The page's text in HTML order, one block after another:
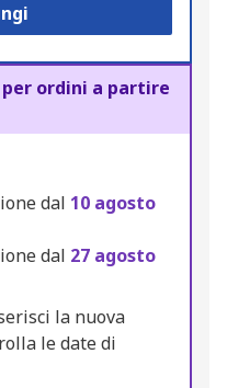
per ordini a partire
dal 10 agosto
dal 27 agosto
la nuova
le date di